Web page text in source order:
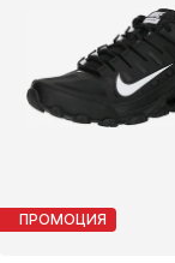
ПРОМОЦИЯ